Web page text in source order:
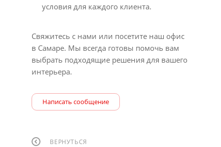
условия для каждого клиента.
Свяжитесь с нами или посетите наш офис
в Самаре. Мы всегда готовы помочь вам
выбрать подходящие решения для вашего
интерьера.
Написать сообщение
ВЕРНУТЬСЯ